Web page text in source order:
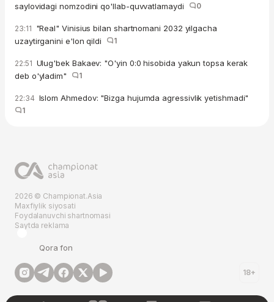
saylovidagi nomzodini qo'llab-quvvatlamaydi
0
23:11 "Real" Vinisius bilan shartnomani 2032 yilgacha
uzaytirganini e'lon qildi
1
22:51 Ulug'bek Bakaev: "O'yin 0:0 hisobida yakun topsa kerak
deb o'yladim"
1
22:34 Islom Ahmedov: "Bizga hujumda agressivlik yetishmadi"
1
2026 © Championat.Asia
Maxfiylik siyosati
Foydalanuvchi shartnomasi
Saytda reklama
Qora fon
18+